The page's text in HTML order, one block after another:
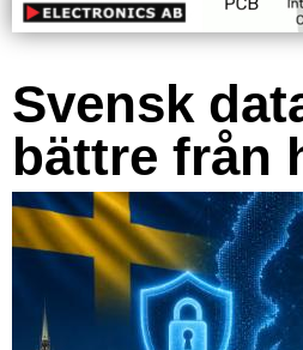
Svensk
bättre från